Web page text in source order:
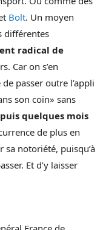
Bolt. Un moyen
différentes
radical de
Car on s’en
passer outre l’appli
son coin» sans
quelques mois
de plus en
sa notoriété, puisqu’à
Et d’y laisser